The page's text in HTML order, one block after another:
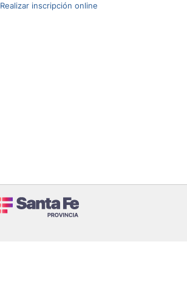
Realizar inscripción online